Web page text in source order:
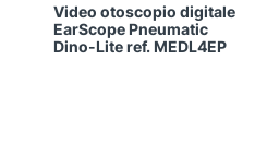
Video otoscopio digitale
EarScope Pneumatic
Dino-Lite ref. MEDL4EP